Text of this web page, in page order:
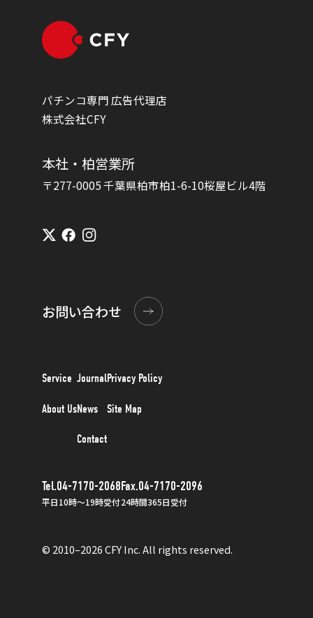
パチンコ専門 広告代理店
株式会社CFY
本社・柏営業所
〒277-0005 千葉県柏市柏1-6-10桜屋ビル4階
© 2010–2026 CFY Inc. All rights reserved.
お問い合わせ
Service
About Us
Journal
News
Contact
Privacy Policy
Site Map
Tel.04-7170-2068
平日10時〜19時受付
Fax.04-7170-2096
24時間365日受付